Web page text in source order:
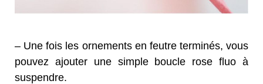
– Une fois les ornements en feutre terminés, vous
pouvez ajouter une simple boucle rose fluo à
suspendre.